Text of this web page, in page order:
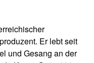
Er lebt seit
und Gesang an der